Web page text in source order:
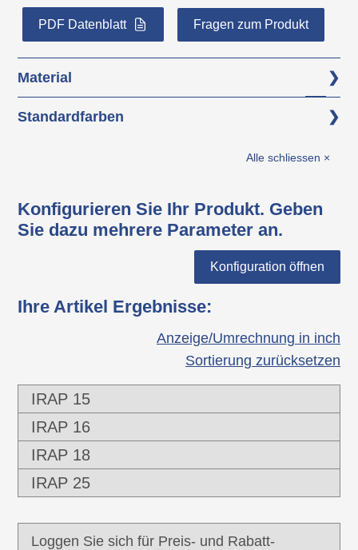
PDF Datenblatt Fragen zum Produkt
Material
Polyethylen (PE)
Standardfarben
Alle schliessen ×
Konfigurieren Sie Ihr Produkt. Geben
Sie dazu mehrere Parameter an.
Konfiguration öffnen
Ihre Artikel Ergebnisse:
Anzeige/Umrechnung in inch
Sortierung zurücksetzen
IRAP 15
IRAP 16
IRAP 18
IRAP 25
Loggen Sie sich für Preis- und Rabatt-